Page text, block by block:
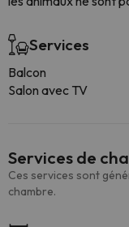
Services
Balcon
Salon avec TV
Services de
Ces services sont
chambre.